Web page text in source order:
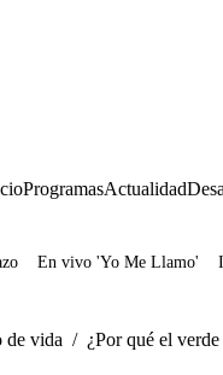
ProgramasActualidad
En vivo 'Yo Me Llamo'
de vida / ¿Por qué el